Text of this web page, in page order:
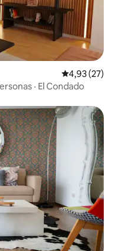
Calificación
4,93 (27)
· El Condado